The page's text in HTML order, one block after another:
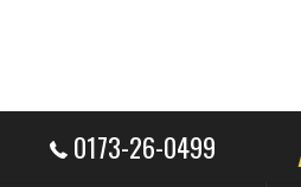
0173-26-0499